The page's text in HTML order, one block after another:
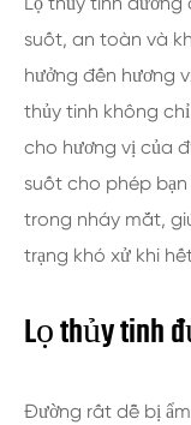
suốt, an toàn và
hưởng đến hương
thủy tinh không
cho hương vị của
suốt cho phép
trong nháy mắt,
trạng khó xử khi
Lọ thủy tinh
Đường rất dễ bị